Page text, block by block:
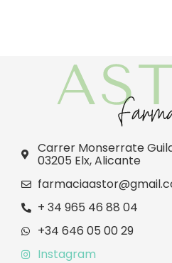
Carrer Monserrate
03205 Elx, Alicante
+ 34 965 46 88 04
+34 646 05 00 29
Instagram